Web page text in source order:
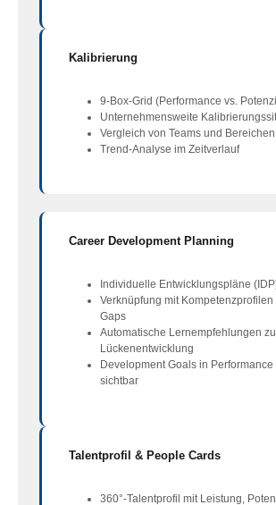
Kalibrierung
9-Box-Grid (Performance vs.
Unternehmensweite
Vergleich von Teams und Bereichen
Trend-Analyse im Zeitverlauf
Career Development Planning
Individuelle Entwicklungspläne
Verknüpfung mit
Gaps
Automatische Lernempfehlungen
Lückenentwicklung
Development Goals in
sichtbar
Talentprofil & People Cards
360°-Talentprofil mit Leistung,